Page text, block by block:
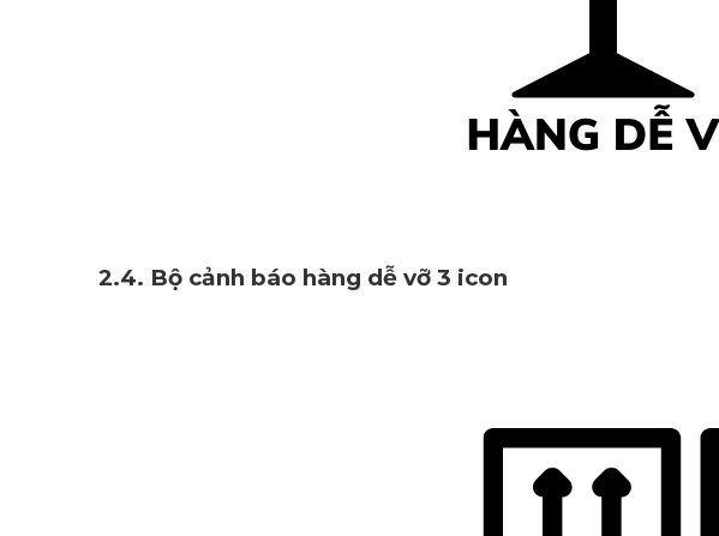
2.4. Bộ cảnh báo hàng dễ vỡ 3 icon